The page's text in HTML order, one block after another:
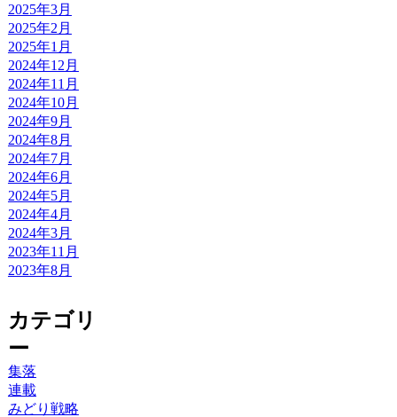
2025年3月
2025年2月
2025年1月
2024年12月
2024年11月
2024年10月
2024年9月
2024年8月
2024年7月
2024年6月
2024年5月
2024年4月
2024年3月
2023年11月
2023年8月
カテゴリ
ー
集落
連載
みどり戦略